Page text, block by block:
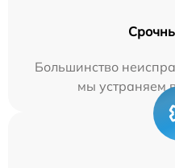
Большинство
мы устраняем